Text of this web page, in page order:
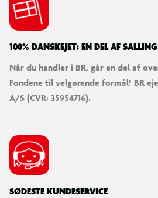
100% DANSKEJET: EN DEL AF
Når du handler i BR, går en del af
Fondene til velgørende formål! BR
A/S (CVR: 35954716).
SØDESTE KUNDESERVICE